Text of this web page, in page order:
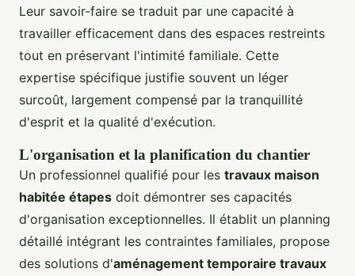
Leur savoir-faire se traduit par une capacité à
travailler efficacement dans des espaces restreints
tout en préservant l'intimité familiale. Cette
expertise spécifique justifie souvent un léger
surcoût, largement compensé par la tranquillité
d'esprit et la qualité d'exécution.
L'organisation et la planification du chantier
Un professionnel qualifié pour les travaux maison
habitée étapes doit démontrer ses capacités
d'organisation exceptionnelles. Il établit un planning
détaillé intégrant les contraintes familiales, propose
des solutions d'aménagement temporaire travaux